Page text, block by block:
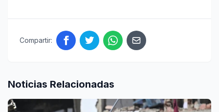
Compartir:
Noticias Relacionadas